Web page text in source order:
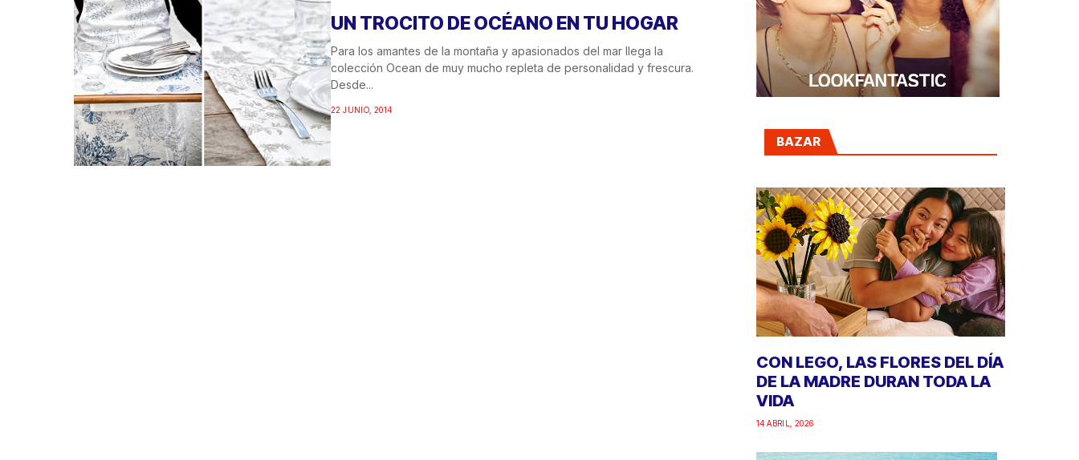
UN TROCITO DE OCÉANO EN TU HOGAR
Para los amantes de la montaña y apasionados del mar llega la
colección Ocean de muy mucho repleta de personalidad y frescura.
Desde...
22 JUNIO, 2014
BAZAR
CON LEGO, LAS FLORES DEL DÍA
DE LA MADRE DURAN TODA LA
VIDA
14 ABRIL, 2026